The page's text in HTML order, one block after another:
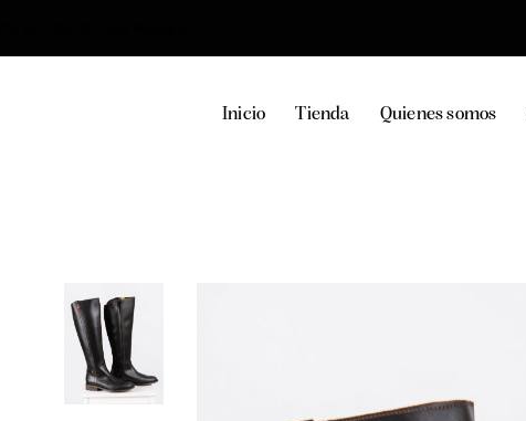
Inicio Tienda Quienes somos